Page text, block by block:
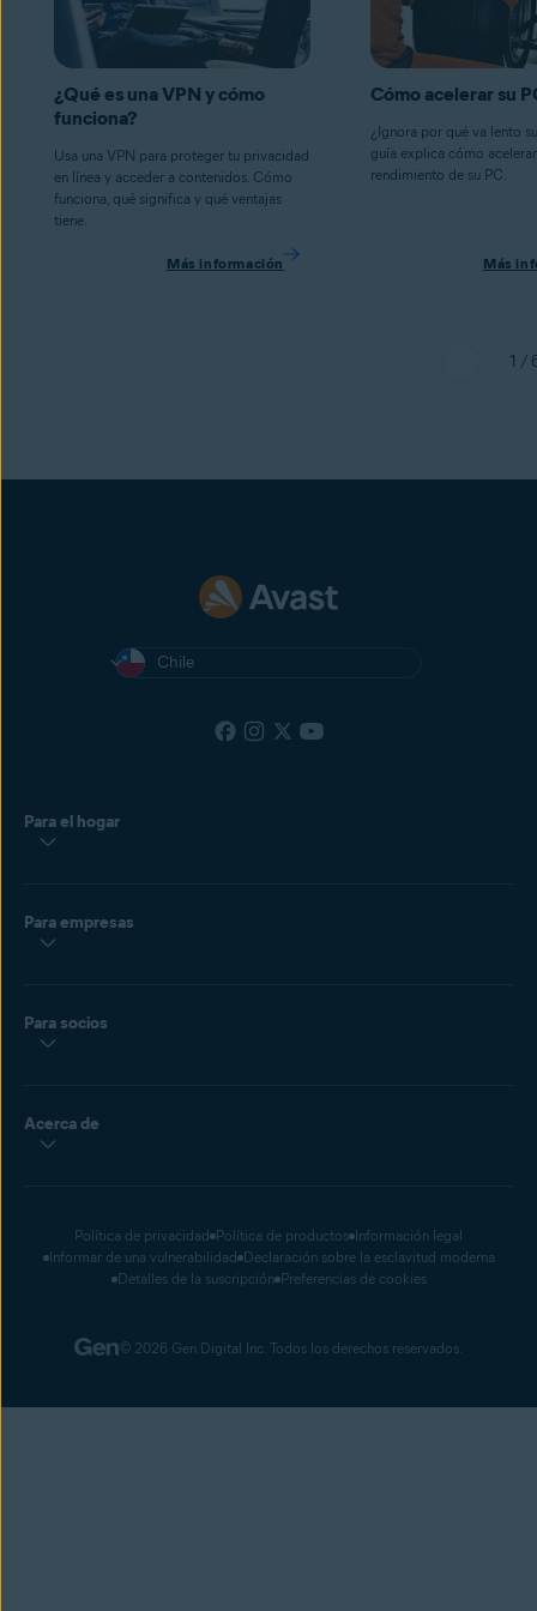
¿Qué es una VPN y cómo
funciona?
Usa una VPN para proteger tu privacidad
en línea y acceder a contenidos. Cómo
funciona, qué significa y qué ventajas
tiene.
Más información
Cómo acelerar su
¿Ignora por qué va lento
guía explica cómo
rendimiento de su PC.
Más
1 /
Chile
Para el hogar
Para empresas
Para socios
Acerca de
Política de privacidad Política de productos Información legal
Informar de una vulnerabilidad Declaración sobre la esclavitud moderna
Detalles de la suscripción Preferencias de cookies
© 2026 Gen Digital Inc. Todos los derechos reservados.